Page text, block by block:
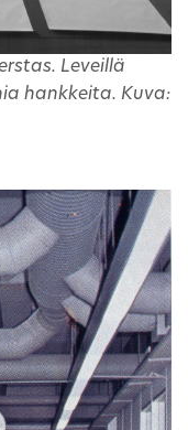
Leveillä
hankkeita. Kuva: